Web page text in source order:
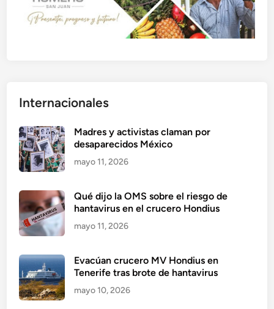
Internacionales
Madres y activistas claman por
desaparecidos México
mayo 11, 2026
Qué dijo la OMS sobre el riesgo de
hantavirus en el crucero Hondius
mayo 11, 2026
Evacúan crucero MV Hondius en
Tenerife tras brote de hantavirus
mayo 10, 2026